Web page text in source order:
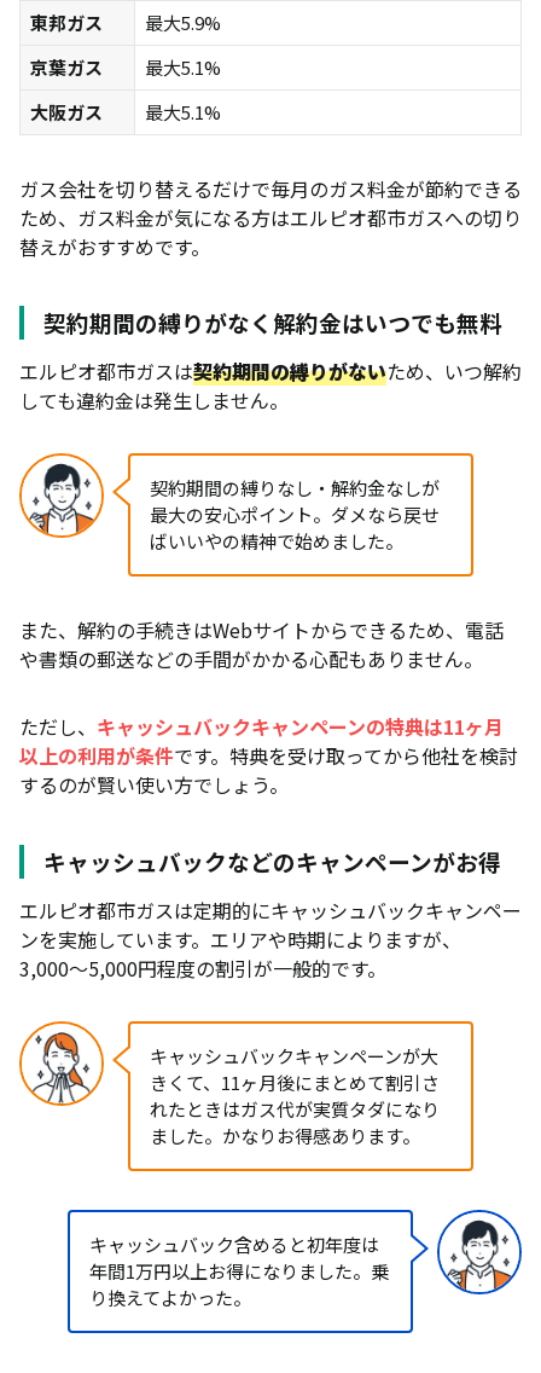
東邦ガス
最大5.9%
京葉ガス
最大5.1%
大阪ガス
最大5.1%
ガス会社を切り替えるだけで毎月のガス料金が節約できる
ため、ガス料金が気になる方はエルピオ都市ガスへの切り
替えがおすすめです。
契約期間の縛りがなく解約金はいつでも無料
エルピオ都市ガスは契約期間の縛りがないため、いつ解約
しても違約金は発生しません。
契約期間の縛りなし・解約金なしが
最大の安心ポイント。ダメなら戻せ
ばいいやの精神で始めました。
また、解約の手続きはWebサイトからできるため、電話
や書類の郵送などの手間がかかる心配もありません。
ただし、 キャッシュバックキャンペーンの特典は11ヶ月
以上の利用が条件です。特典を受け取ってから他社を検討
するのが賢い使い方でしょう。
キャッシュバックなどのキャンペーンがお得
エルピオ都市ガスは定期的にキャッシュバックキャンペー
ンを実施しています。エリアや時期によりますが、
3,000〜5,000円程度の割引が一般的です。
キャッシュバックキャンペーンが大
きくて、11ヶ月後にまとめて割引さ
れたときはガス代が実質タダになり
ました。かなりお得感あります。
キャッシュバック含めると初年度は
年間1万円以上お得になりました。乗
り換えてよかった。